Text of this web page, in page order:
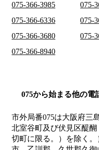
075-366-3985
075-
075-366-6336
075-
075-366-3680
075-
075-366-8940
075から始まる他の電
市外局番075は大阪府三
北室谷町及び伏見区醍
切町に限る。）を除く